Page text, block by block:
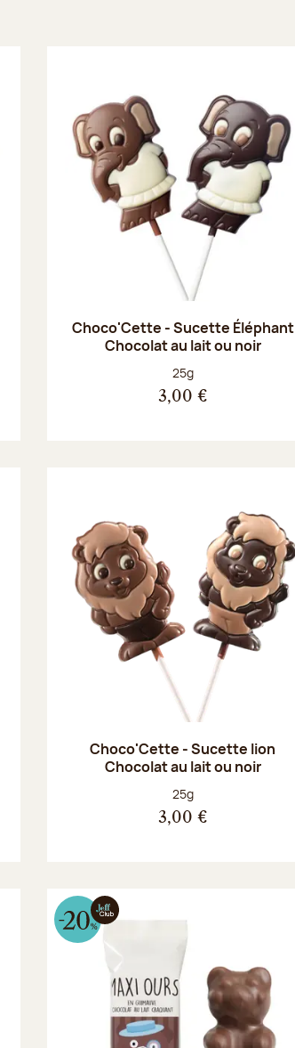
Choco'Cette - Sucette Éléphant
Chocolat au lait ou noir
Poids net :
25g
3,00 €
Choco'Cette - Sucette lion
Chocolat au lait ou noir
Poids net :
25g
3,00 €